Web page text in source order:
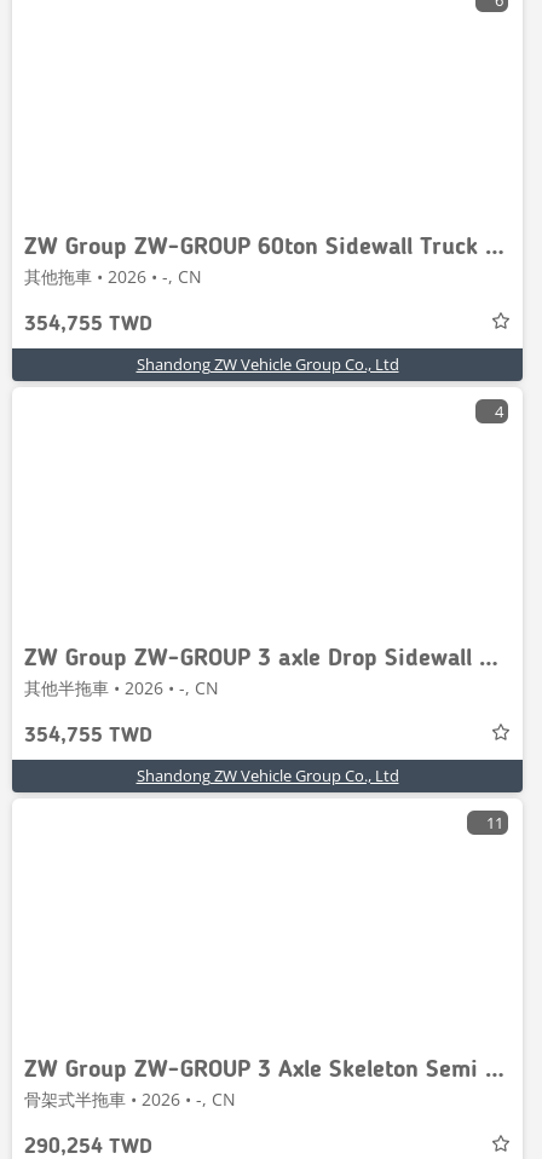
ZW Group ZW-GROUP 60ton Sidewall Truck Trailer
其他拖車 • 2026 • -, CN
354,755 TWD
Shandong ZW Vehicle Group Co., Ltd
4
ZW Group ZW-GROUP 3 axle Drop Sidewall Semi Traile
其他半拖車 • 2026 • -, CN
354,755 TWD
Shandong ZW Vehicle Group Co., Ltd
11
ZW Group ZW-GROUP 3 Axle Skeleton Semi Trailer
骨架式半拖車 • 2026 • -, CN
290,254 TWD